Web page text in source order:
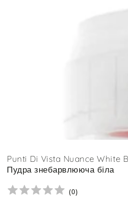
Punti Di Vista Nuance White
Пудра знебарвлююча біла
(0)